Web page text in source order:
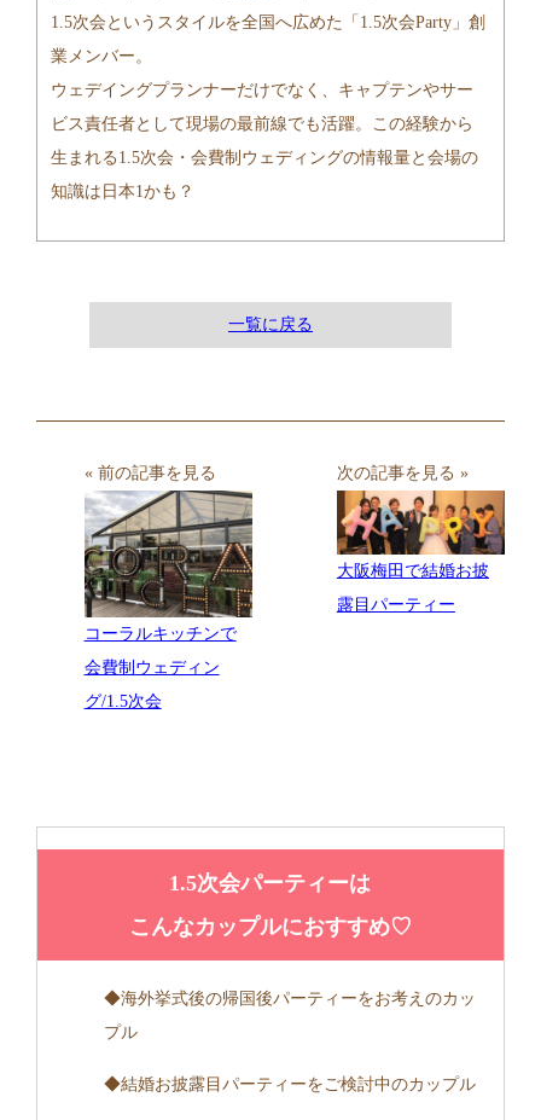
1.5次会というスタイルを全国へ広めた「1.5次会Party」創
業メンバー。
ウェデイングプランナーだけでなく、キャプテンやサー
ビス責任者として現場の最前線でも活躍。この経験から
生まれる1.5次会・会費制ウェディングの情報量と会場の
知識は日本1かも？
一覧に戻る
« 前の記事を見る
コーラルキッチンで
会費制ウェディン
グ/1.5次会
次の記事を見る »
大阪梅田で結婚お披
露目パーティー
1.5次会パーティーは
こんなカップルにおすすめ♡
◆海外挙式後の帰国後パーティーをお考えのカッ
プル
◆結婚お披露目パーティーをご検討中のカップル